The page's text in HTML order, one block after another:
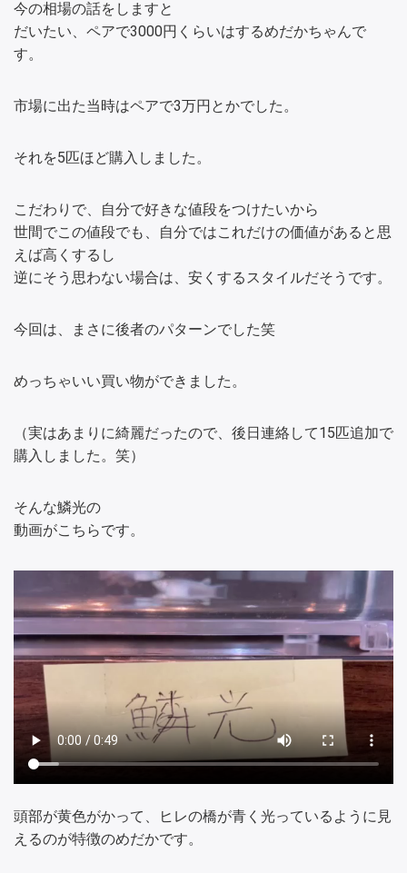
今の相場の話をしますと
だいたい、ペアで3000円くらいはするめだかちゃんで
す。
市場に出た当時はペアで3万円とかでした。
それを5匹ほど購入しました。
こだわりで、自分で好きな値段をつけたいから
世間でこの値段でも、自分ではこれだけの価値があると思
えば高くするし
逆にそう思わない場合は、安くするスタイルだそうです。
今回は、まさに後者のパターンでした笑
めっちゃいい買い物ができました。
（実はあまりに綺麗だったので、後日連絡して15匹追加で
購入しました。笑）
そんな鱗光の
動画がこちらです。
頭部が黄色がかって、ヒレの橋が青く光っているように見
えるのが特徴のめだかです。